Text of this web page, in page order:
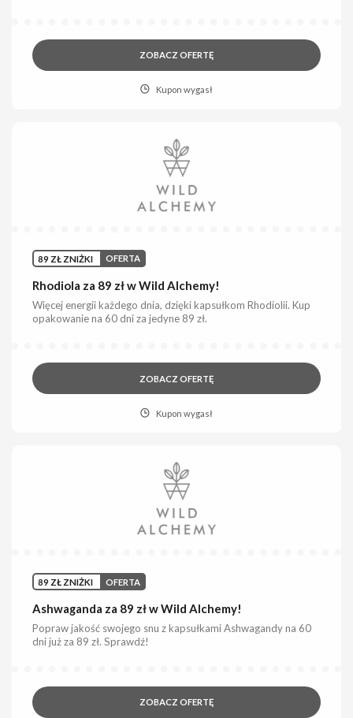
ZOBACZ OFERTĘ
Kupon wygasł
89 ZŁ ZNIŻKI OFERTA
Rhodiola za 89 zł w Wild Alchemy!
Więcej energii każdego dnia, dzięki kapsułkom Rhodiolii. Kup
opakowanie na 60 dni za jedyne 89 zł.
ZOBACZ OFERTĘ
Kupon wygasł
89 ZŁ ZNIŻKI OFERTA
Ashwaganda za 89 zł w Wild Alchemy!
Popraw jakość swojego snu z kapsułkami Ashwagandy na 60
dni już za 89 zł. Sprawdź!
ZOBACZ OFERTĘ